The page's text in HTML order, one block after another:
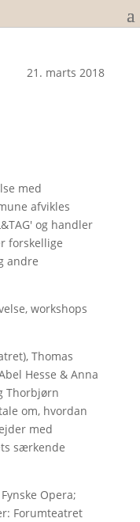
21. marts 2018
med
afvikles
og handler
forskellige
andre
workshops
Thomas
Hesse & Anna
Thorbjørn
om, hvordan
med
særkende
Opera;
Forumteatret